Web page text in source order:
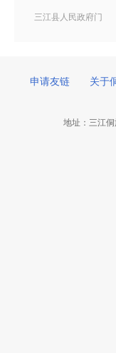
三江县人民政府门
申请友链 关于
地址：三江